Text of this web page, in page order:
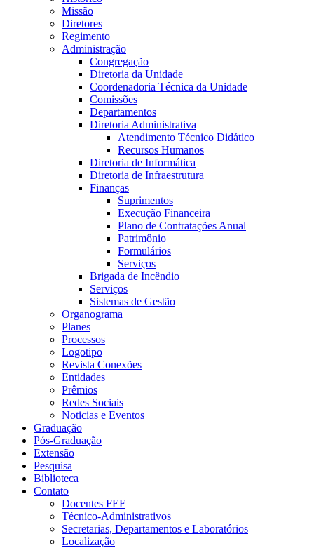
Missão
Diretores
Regimento
Administração
Congregação
Diretoria da Unidade
Coordenadoria Técnica da Unidade
Comissões
Departamentos
Diretoria Administrativa
Atendimento Técnico Didático
Recursos Humanos
Diretoria de Informática
Diretoria de Infraestrutura
Finanças
Suprimentos
Execução Financeira
Plano de Contratações Anual
Patrimônio
Formulários
Serviços
Brigada de Incêndio
Serviços
Sistemas de Gestão
Organograma
Planes
Processos
Logotipo
Revista Conexões
Entidades
Prêmios
Redes Sociais
Noticias e Eventos
Graduação
Pós-Graduação
Extensão
Pesquisa
Biblioteca
Contato
Docentes FEF
Técnico-Administrativos
Secretarias, Departamentos e Laboratórios
Localização